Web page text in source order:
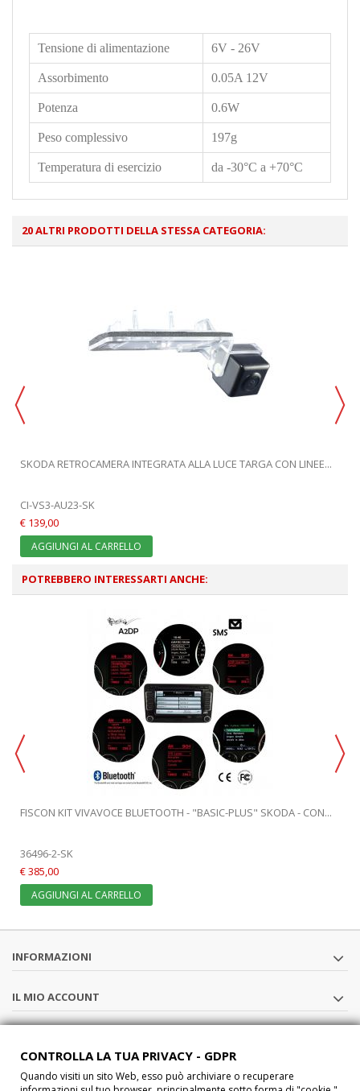
Tensione di alimentazione 6V - 26V
Assorbimento 0.05A 12V
Potenza 0.6W
Peso complessivo 197g
Temperatura di esercizio da -30°C a +70°C
20 ALTRI PRODOTTI DELLA STESSA CATEGORIA:
SKODA RETROCAMERA INTEGRATA ALLA LUCE TARGA CON LINEE...
CI-VS3-AU23-SK
€ 139,00
AGGIUNGI AL CARRELLO
POTREBBERO INTERESSARTI ANCHE:
FISCON KIT VIVAVOCE BLUETOOTH - "BASIC-PLUS" SKODA - CON...
36496-2-SK
€ 385,00
AGGIUNGI AL CARRELLO
INFORMAZIONI
IL MIO ACCOUNT
CHI SIAMO
CONTROLLA LA TUA PRIVACY - GDPR
Quando visiti un sito Web, esso può archiviare o recuperare